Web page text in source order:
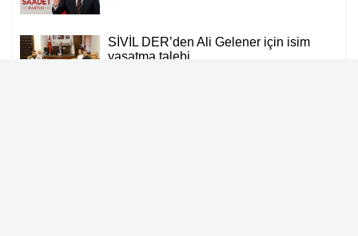
SİVİL DER’den Ali Gelener için isim
yaşatma talebi